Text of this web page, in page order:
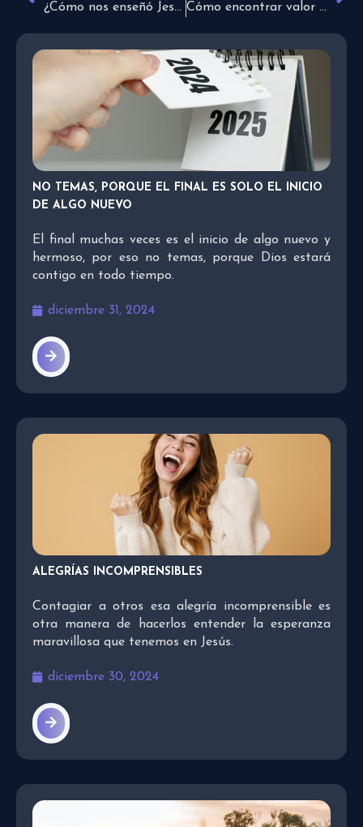
¿Cómo nos enseñó Jesús a vivir?
Cómo encontrar valor en la amistad
NO TEMAS, PORQUE EL FINAL ES SOLO EL INICIO
DE ALGO NUEVO
El final muchas veces es el inicio de algo nuevo y
hermoso, por eso no temas, porque Dios estará
contigo en todo tiempo.
diciembre 31, 2024
ALEGRÍAS INCOMPRENSIBLES
Contagiar a otros esa alegría incomprensible es
otra manera de hacerlos entender la esperanza
maravillosa que tenemos en Jesús.
diciembre 30, 2024